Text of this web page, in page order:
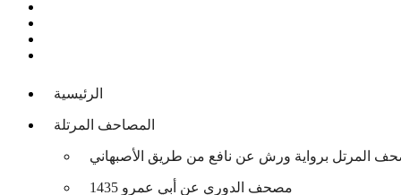
الرئيسية
المصاحف المرتلة
المرتل برواية ورش عن نافع من طريق الأصبهاني
مصحف الدوري عن أبي عمرو 1435